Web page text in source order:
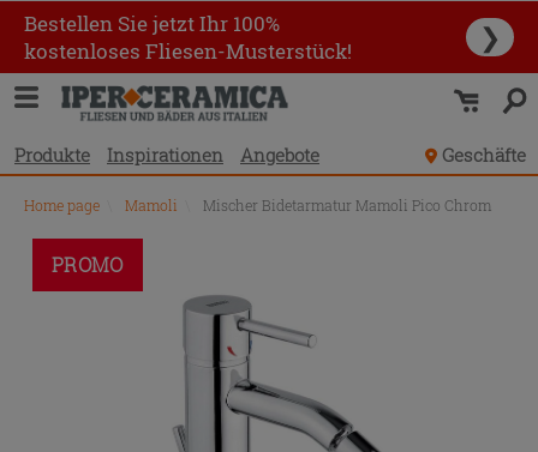
Bestellen Sie jetzt Ihr 100%
kostenloses Fliesen-Musterstück!
❯
Produkte Inspirationen Angebote Geschäfte
Home page Mamoli Mischer Bidetarmatur Mamoli Pico Chrom
PROMO